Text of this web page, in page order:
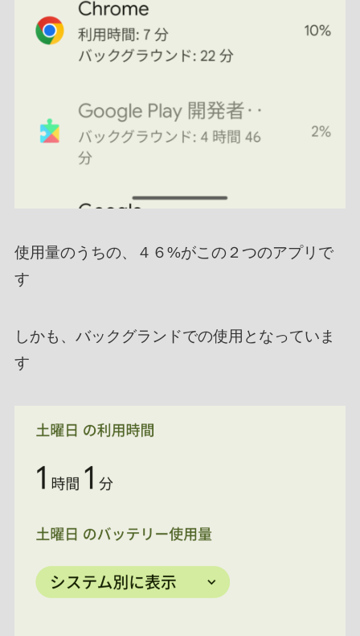
使用量のうちの、４６%がこの２つのアプリで
す
しかも、バックグランドでの使用となっていま
す